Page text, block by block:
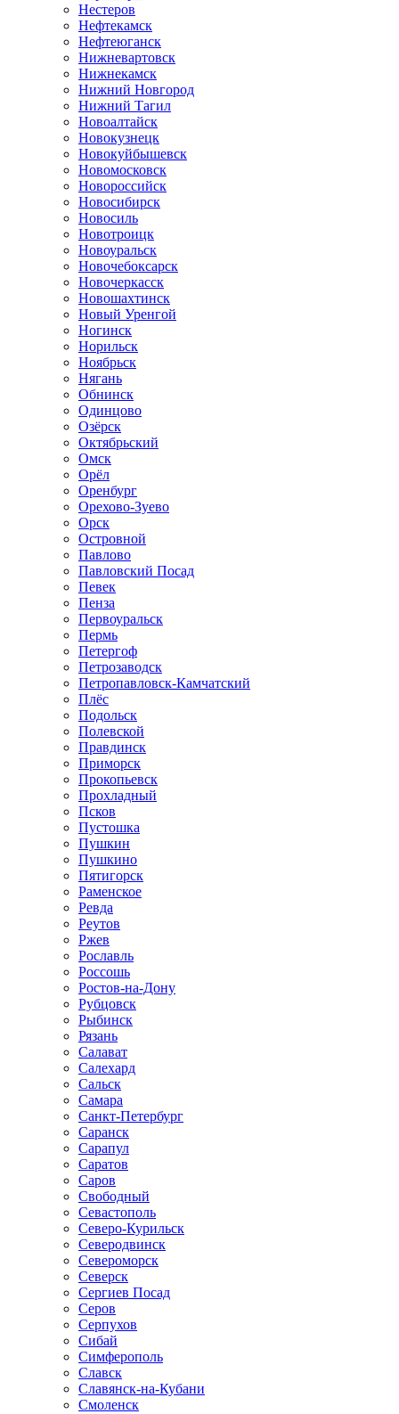
Нестеров
Нефтекамск
Нефтеюганск
Нижневартовск
Нижнекамск
Нижний Новгород
Нижний Тагил
Новоалтайск
Новокузнецк
Новокуйбышевск
Новомосковск
Новороссийск
Новосибирск
Новосиль
Новотроицк
Новоуральск
Новочебоксарск
Новочеркасск
Новошахтинск
Новый Уренгой
Ногинск
Норильск
Ноябрьск
Нягань
Обнинск
Одинцово
Озёрск
Октябрьский
Омск
Орёл
Оренбург
Орехово-Зуево
Орск
Островной
Павлово
Павловский Посад
Певек
Пенза
Первоуральск
Пермь
Петергоф
Петрозаводск
Петропавловск-Камчатский
Плёс
Подольск
Полевской
Правдинск
Приморск
Прокопьевск
Прохладный
Псков
Пустошка
Пушкин
Пушкино
Пятигорск
Раменское
Ревда
Реутов
Ржев
Рославль
Россошь
Ростов-на-Дону
Рубцовск
Рыбинск
Рязань
Салават
Салехард
Сальск
Самара
Санкт-Петербург
Саранск
Сарапул
Саратов
Саров
Свободный
Севастополь
Северо-Курильск
Северодвинск
Североморск
Северск
Сергиев Посад
Серов
Серпухов
Сибай
Симферополь
Славск
Славянск-на-Кубани
Смоленск